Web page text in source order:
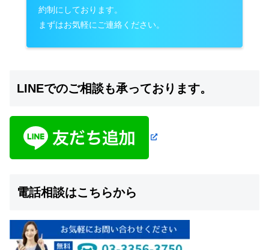
約制にしております。
まずはお気軽にご連絡ください。
LINEでのご相談も承っております。
電話相談はこちらから